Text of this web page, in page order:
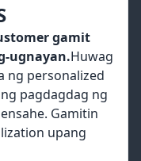
gamit
ugnayan.Huwag
ng personalized
pagdagdag ng
Gamitin
upang